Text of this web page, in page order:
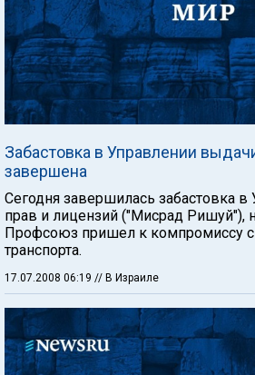
Забастовка в Управлении
завершена
Сегодня завершилась забастовка
прав и лицензий ("Мисрад Ришуй"),
Профсоюз пришел к компромиссу
транспорта.
17.07.2008 06:19 // В Израиле